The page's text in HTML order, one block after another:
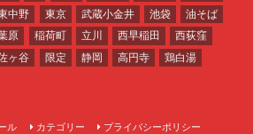
中野 東京 武蔵小金井 池袋
油そば
原 稲荷町 立川 西早稲田
西荻窪
ヶ谷 限定 静岡 高円寺 鶏白湯
ル カテゴリー プライバシーポリシー